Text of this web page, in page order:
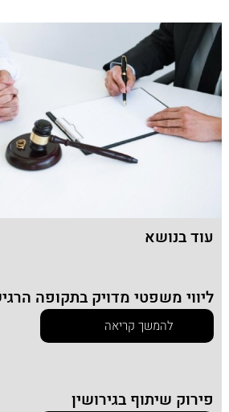
עוד בנושא
ליווי משפטי מדויק בתקופה
להמשך קריאה
פירוק שיתוף בגירושין